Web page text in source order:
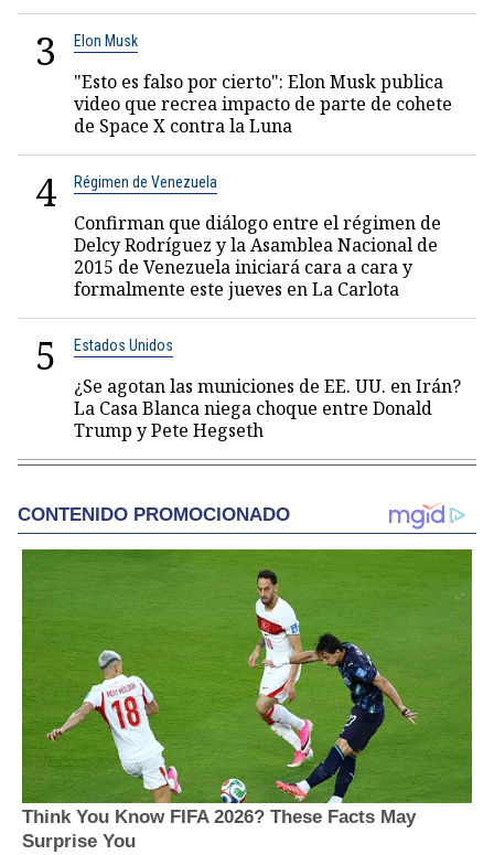
3 Elon Musk
"Esto es falso por cierto": Elon Musk publica
video que recrea impacto de parte de cohete
de Space X contra la Luna
4 Régimen de Venezuela
Confirman que diálogo entre el régimen de
Delcy Rodríguez y la Asamblea Nacional de
2015 de Venezuela iniciará cara a cara y
formalmente este jueves en La Carlota
5 Estados Unidos
¿Se agotan las municiones de EE. UU. en Irán?
La Casa Blanca niega choque entre Donald
Trump y Pete Hegseth